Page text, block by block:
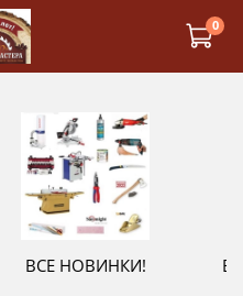
0
ВСЕ НОВИНКИ!